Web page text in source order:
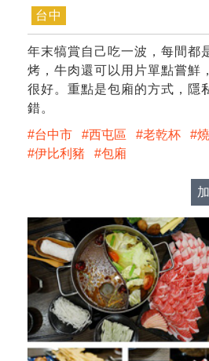
台中
年末犒賞自己吃一波，每間都
烤，牛肉還可以用片單點嘗鮮
很好。重點是包廂的方式，隱
錯。
台中市
西屯區 老乾杯
伊比利豬
包廂